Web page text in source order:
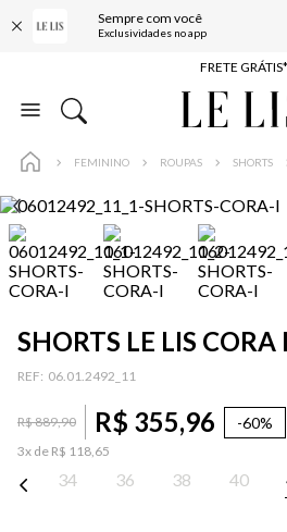
Sempre com você
Exclusividades no appENTREGA
FRETE GRÁTIS*
BAIXE O APP
FEMININO ROUPAS SHORTS
SHORTS LE LIS
: 06.01.2492_11
R$889,90 R$ 355,96 -60%
3x de R$ 118,65
34 36 38 40